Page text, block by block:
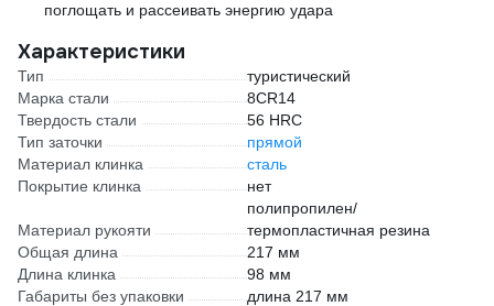
поглощать и рассеивать энергию удара
Характеристики
Тип
туристический
Марка стали
8CR14
Твердость стали
56 HRC
Тип заточки
прямой
Материал клинка
сталь
Покрытие клинка
нет
Материал рукояти
полипропилен/
термопластичная резина
Общая длина
217 мм
Длина клинка
98 мм
Габариты без упаковки
длина 217 мм